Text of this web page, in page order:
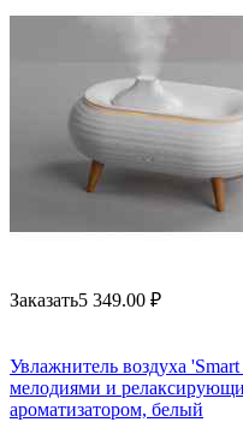
Заказать5 349.00 ₽
Увлажнитель воздуха
мелодиями и
ароматизатором, белый